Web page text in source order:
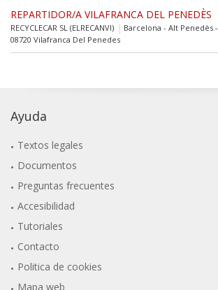
REPARTIDOR/A VILAFRANCA DEL PENEDÈS
RECYCLECAR SL (ELRECANVI)
Barcelona - Alt Penedès -
08720 Vilafranca Del Penedes
Ayuda
Textos legales
Documentos
Preguntas frecuentes
Accesibilidad
Tutoriales
Contacto
Politica de cookies
Mapa web